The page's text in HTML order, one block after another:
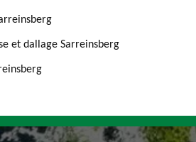
et dallage Sarreinsberg